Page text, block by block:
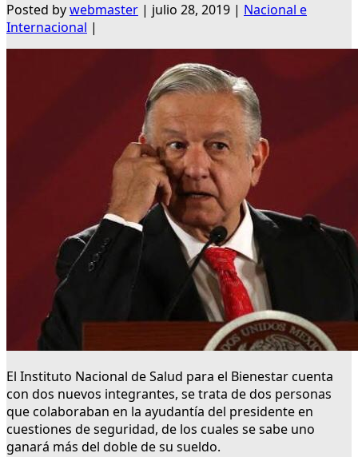
Posted bywebmaster | julio 28, 2019 | Nacional e
Internacional |
El Instituto Nacional de Salud para el Bienestar cuenta
con dos nuevos integrantes, se trata de dos personas
que colaboraban en la ayudantía del presidente en
cuestiones de seguridad, de los cuales se sabe uno
ganará más del doble de su sueldo.